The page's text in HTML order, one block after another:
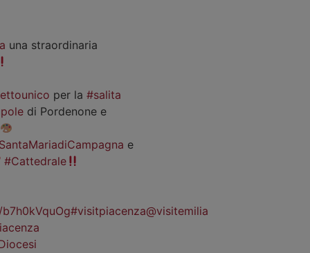
una straordinaria
per la#salita
di Pordenone e
e
#Cattedrale
#visitpiacenza@visitemilia